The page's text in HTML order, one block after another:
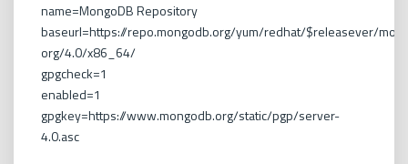
name=MongoDB Repository
baseurl=https://repo.mongodb.org/yum/redhat/$releasever/
org/4.0/x86_64/
gpgcheck=1
enabled=1
gpgkey=https://www.mongodb.org/static/pgp/server-
4.0.asc